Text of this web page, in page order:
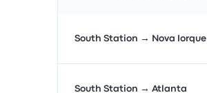
South Station → Nova Iorque
South Station → Atlanta